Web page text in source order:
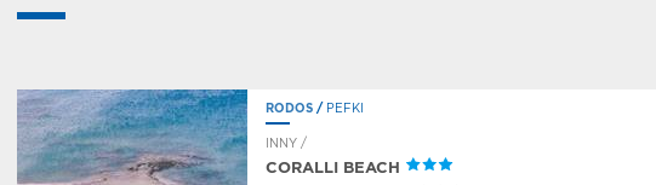
RODOS / PEFKI
INNY /
CORALLI BEACH